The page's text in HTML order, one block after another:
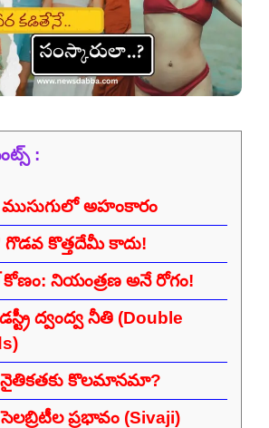
:
అహంకారం
గొడవ కొత్తదేమీ కాదు!
నియంత్రణ అనే రోగం!
ద్వంద్వ నీతి (Double
– నైతికతకు కొలమానమా?
ప్రభావం (Sivaji)